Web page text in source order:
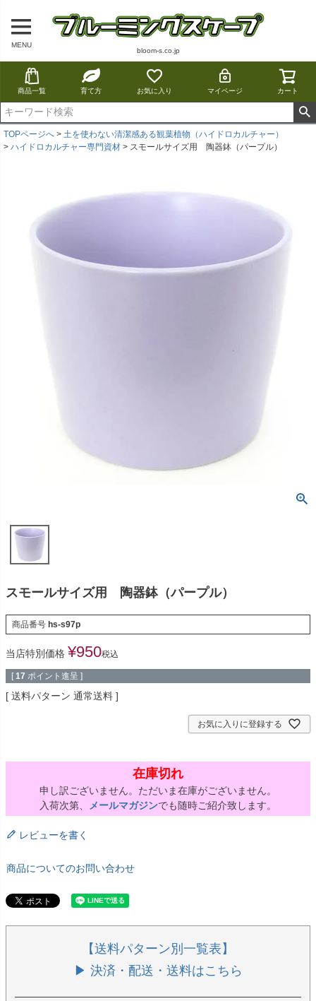
MENU
bloom-s.co.jp
商品一覧 育て方 お気に入り マイページ カート
TOPページへ
土を使わない清潔感ある観葉植物（ハイドロカルチャー）
ハイドロカルチャー専門資材
スモールサイズ用 陶器鉢（パープル）
スモールサイズ用 陶器鉢（パープル）
商品番号 hs-s97p
当店特別価格 ¥950税込
[ 17 ポイント進呈 ]
送料パターン 通常送料
お気に入りに登録する
在庫切れ
申し訳ございません。ただいま在庫がございません。
入荷次第、
メールマガジンでも随時ご紹介致します。
レビューを書く
商品についてのお問い合わせ
【送料パターン別一覧表】
▶ 決済・配送・送料はこちら